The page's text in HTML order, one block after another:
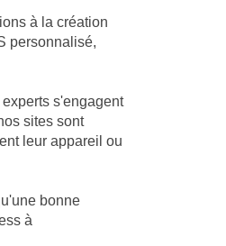
à la création
personnalisé,
s'engagent
sites sont
leur appareil ou
bonne
à